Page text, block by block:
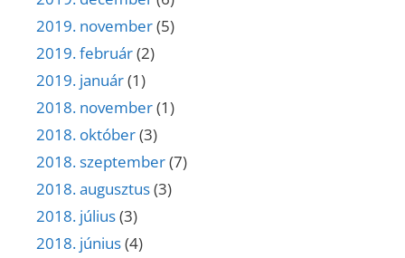
2019. november(5)
2019. február(2)
2019. január(1)
2018. november(1)
2018. október(3)
2018. szeptember(7)
2018. augusztus(3)
2018. július(3)
2018. június(4)